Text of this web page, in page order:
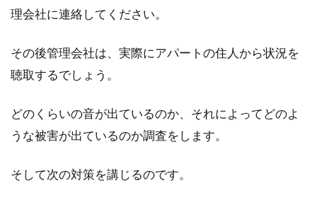
理会社に連絡してください。
その後管理会社は、実際にアパートの住人から状況を
聴取するでしょう。
どのくらいの音が出ているのか、それによってどのよ
うな被害が出ているのか調査をします。
そして次の対策を講じるのです。